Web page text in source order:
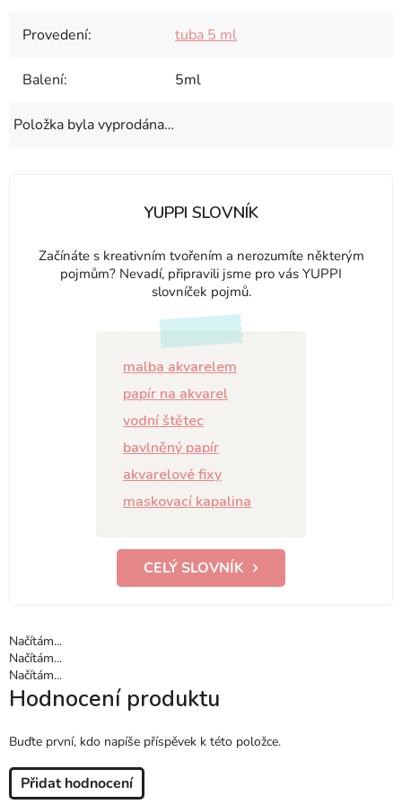
Provedení: tuba 5 ml
Balení: 5ml
Položka byla vyprodána…
YUPPI SLOVNÍK
Začínáte s kreativním tvořením a nerozumíte některým
pojmům? Nevadí, připravili jsme pro vás YUPPI
slovníček pojmů.
malba akvarelem
papír na akvarel
vodní štětec
bavlněný papír
akvarelové fixy
maskovací kapalina
CELÝ SLOVNÍK
Načítám...
Načítám...
Načítám...
Hodnocení produktu
Buďte první, kdo napíše příspěvek k této položce.
Přidat hodnocení